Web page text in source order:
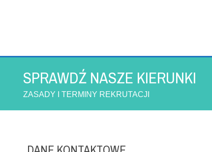
SPRAWDŹ NASZE KIERUNKI
ZASADY I TERMINY REKRUTACJI